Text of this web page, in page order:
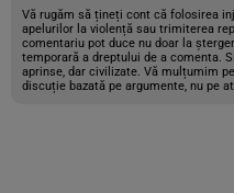
Vă rugăm să țineți cont că folosirea
apelurilor la violență sau trimiterea
comentariu pot duce nu doar la
temporară a dreptului de a comenta.
aprinse, dar civilizate. Vă mulțumim
discuție bazată pe argumente, nu pe